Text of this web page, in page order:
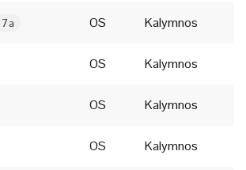
7a OS Kalymnos
OS Kalymnos
OS Kalymnos
OS Kalymnos